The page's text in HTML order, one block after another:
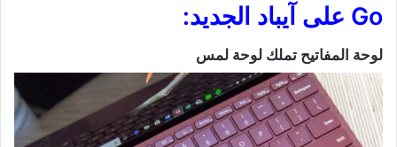
Go على آيباد الجديد:
لوحة المفاتيح تملك لوحة لمس